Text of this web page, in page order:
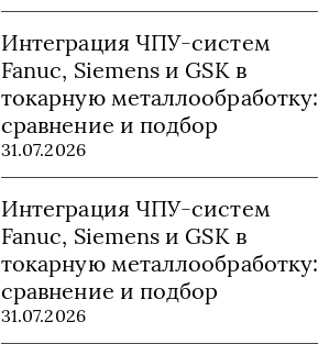
Интеграция ЧПУ-систем
Fanuc, Siemens и GSK в
токарную металлообработку:
сравнение и подбор
31.07.2026
Интеграция ЧПУ-систем
Fanuc, Siemens и GSK в
токарную металлообработку:
сравнение и подбор
31.07.2026